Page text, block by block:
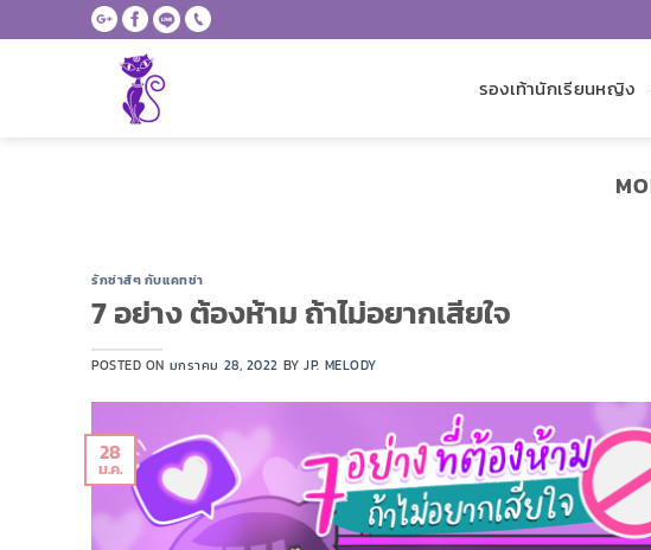
to
รองเท้านักเรียนหญิง
รักซ่าส์ๆ กับแคทช่า
7 อย่าง ต้องห้าม ถ้าไม่อยากเสียใจ
POSTED ON มกราคม 28, 2022 BYJP. MELODY
28
ม.ค.